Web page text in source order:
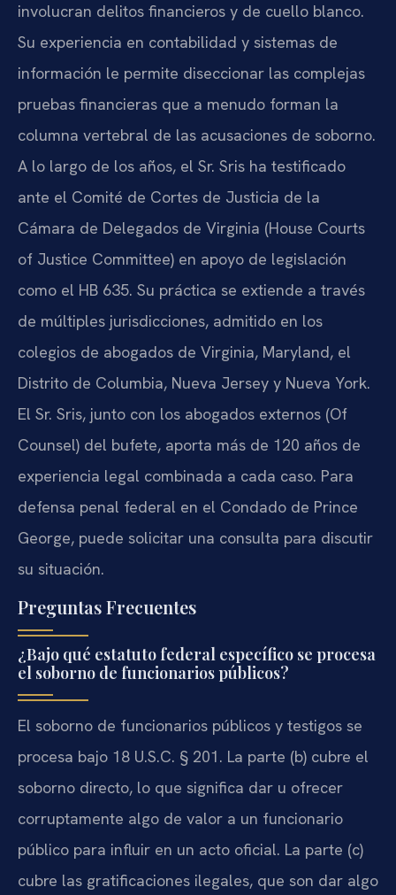
involucran delitos financieros y de cuello blanco.
Su experiencia en contabilidad y sistemas de
información le permite diseccionar las complejas
pruebas financieras que a menudo forman la
columna vertebral de las acusaciones de soborno.
A lo largo de los años, el Sr. Sris ha testificado
ante el Comité de Cortes de Justicia de la
Cámara de Delegados de Virginia (House Courts
of Justice Committee) en apoyo de legislación
como el HB 635. Su práctica se extiende a través
de múltiples jurisdicciones, admitido en los
colegios de abogados de Virginia, Maryland, el
Distrito de Columbia, Nueva Jersey y Nueva York.
El Sr. Sris, junto con los abogados externos (Of
Counsel) del bufete, aporta más de 120 años de
experiencia legal combinada a cada caso. Para
defensa penal federal en el Condado de Prince
George, puede solicitar una consulta para discutir
su situación.
Preguntas Frecuentes
¿Bajo qué estatuto federal específico se procesa
el soborno de funcionarios públicos?
El soborno de funcionarios públicos y testigos se
procesa bajo 18 U.S.C. § 201. La parte (b) cubre el
soborno directo, lo que significa dar u ofrecer
corruptamente algo de valor a un funcionario
público para influir en un acto oficial. La parte (c)
cubre las gratificaciones ilegales, que son dar algo